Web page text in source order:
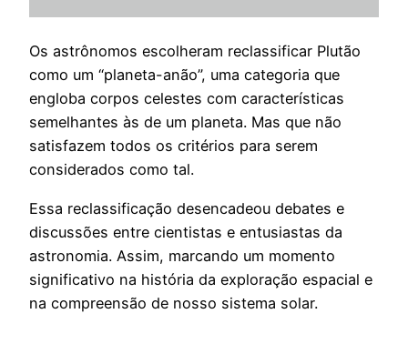
Os astrônomos escolheram reclassificar Plutão
como um “planeta-anão”, uma categoria que
engloba corpos celestes com características
semelhantes às de um planeta. Mas que não
satisfazem todos os critérios para serem
considerados como tal.
Essa reclassificação desencadeou debates e
discussões entre cientistas e entusiastas da
astronomia. Assim, marcando um momento
significativo na história da exploração espacial e
na compreensão de nosso sistema solar.